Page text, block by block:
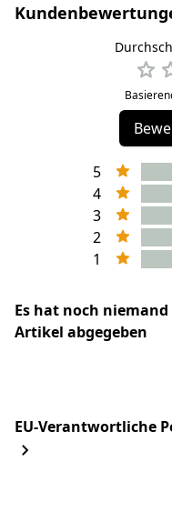
5
4
3
2
1
Es hat noch
Artikel abgegeben
EU-Verantwortliche